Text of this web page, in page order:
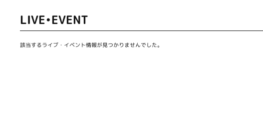
LIVE•EVENT
該当するライブ・イベント情報が見つかりませんでした。